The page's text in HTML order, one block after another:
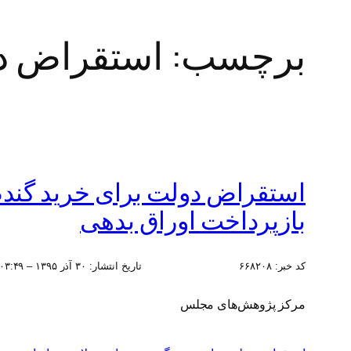
برچسب: استقراض
بازپرداخت اوراق بدهی
کد خبر:۶۶۸۲۰۸ تاریخ انتشار: ۳۰ آذر ۱۳۹۵ – ۰۳:۴۹
مرکز پژوهش‌های مجلس